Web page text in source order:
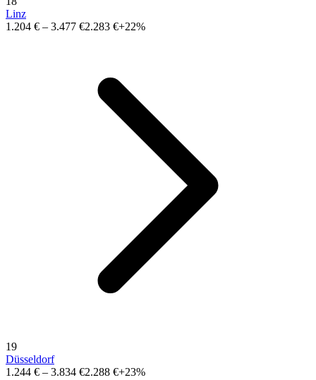
Linz
1.204 € – 3.477 €2.283 €+22%
19
Düsseldorf
1.244 € – 3.834 €2.288 €+23%